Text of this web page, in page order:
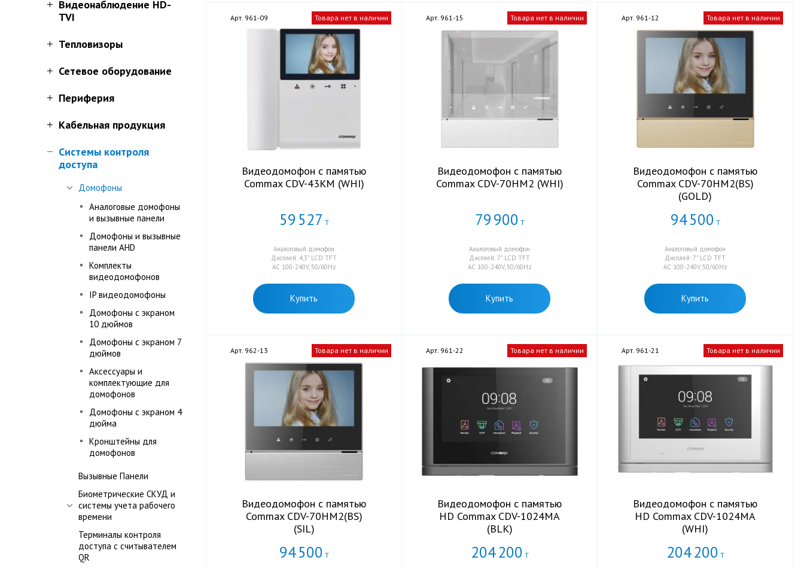
Видеонаблюдение HD-
TVI
Тепловизоры
Сетевое оборудование
Периферия
Кабельная продукция
Системы контроля
доступа
Домофоны
Аналоговые домофоны
и вызывные панели
Домофоны и вызывные
панели AHD
Комплекты
видеодомофонов
IP видеодомофоны
Домофоны с экраном
10 дюймов
Домофоны с экраном 7
дюймов
Аксессуары и
комплектующие для
домофонов
Домофоны с экраном 4
дюйма
Кронштейны для
домофонов
Вызывные Панели
Биометрические СКУД и
системы учета рабочего
времени
Терминалы контроля
доступа с считывателем
QR
Арт. 961-09 Товара нет в наличии
Видеодомофон с памятью
Commax CDV-43KM (WHI)
59 527 Т
Аналоговый домофон
Дисплей: 4,3" LCD TFT
AC 100-240V, 50/60Hz
Купить
Арт. 961-15 Товара нет в наличии
Видеодомофон с памятью
Commax CDV-70HM2 (WHI)
79900 Т
Аналоговый домофон
Дисплей: 7" LCD TFT
AC 100-240V, 50/60Hz
Купить
Арт. 961-12 Товара нет в наличии
Видеодомофон с памятью
Commax CDV-70HM2(BS)
(GOLD)
94500 Т
Аналоговый домофон
Дисплей: 7" LCD TFT
AC 100-240V, 50/60Hz
Купить
Арт. 962-13 Товара нет в наличии
Видеодомофон с памятью
Commax CDV-70HM2(BS)
(SIL)
94500 Т
Арт. 961-22 Товара нет в наличии
Видеодомофон с памятью
HD Commax CDV-1024MA
(BLK)
204200 Т
Арт. 961-21 Товара нет в наличии
Видеодомофон с памятью
HD Commax CDV-1024MA
(WHI)
204200 Т